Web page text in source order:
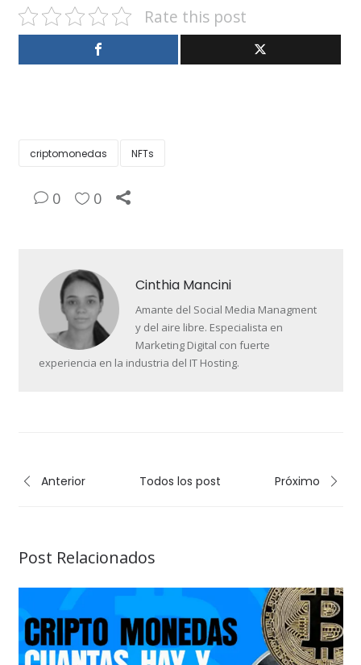
Rate this post
criptomonedas NFTs
0 0
Cinthia Mancini
Amante del Social Media Managment
y del aire libre. Especialista en
Marketing Digital con fuerte
experiencia en la industria del IT Hosting.
Anterior Todos los post Próximo
Post Relacionados